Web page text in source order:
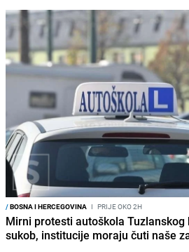
/BOSNA I HERCEGOVINA I PRIJE OKO 2H
Mirni protesti autoškola Tuzlanskog
sukob, institucije moraju čuti naše